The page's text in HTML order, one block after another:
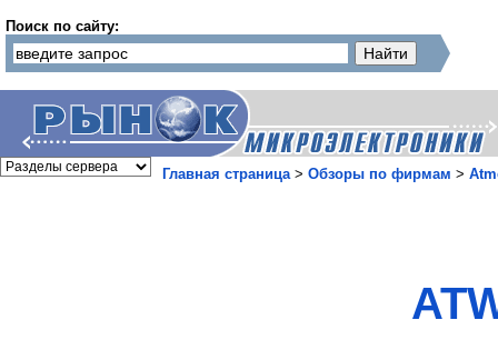
Поиск по сайту:
Главная страница> Обзоры по фирмам >